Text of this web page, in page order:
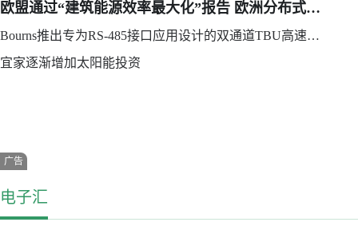
欧盟通过“建筑能源效率最大化”报告 欧洲分布式光伏和BIPV迎机遇
Bourns推出专为RS-485接口应用设计的双通道TBU高速保护器
宜家逐渐增加太阳能投资
广告
电子汇